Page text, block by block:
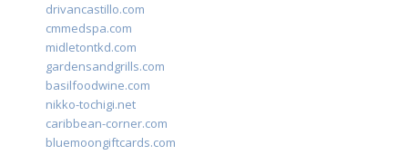
drivancastillo.com
cmmedspa.com
midletontkd.com
gardensandgrills.com
basilfoodwine.com
nikko-tochigi.net
caribbean-corner.com
bluemoongiftcards.com